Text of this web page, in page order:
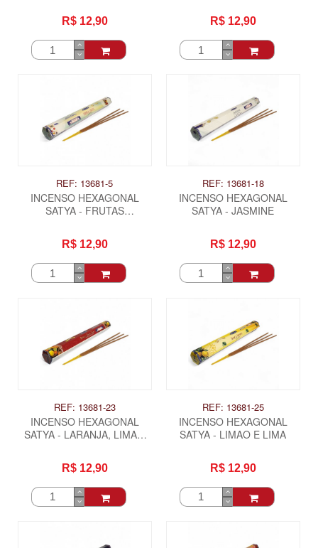
R$ 12,90 R$ 12,90
REF: 13681-5
INCENSO HEXAGONAL
SATYA - FRUTAS
R$ 12,90
REF: 13681-18
INCENSO HEXAGONAL
SATYA - JASMINE
R$ 12,90
REF: 13681-23
INCENSO HEXAGONAL
SATYA - LARANJA, LIMAO
R$ 12,90
REF: 13681-25
INCENSO HEXAGONAL
SATYA - LIMAO E LIMA
R$ 12,90